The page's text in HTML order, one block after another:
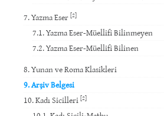
7. Yazma Eser [2]
7.1. Yazma Eser-Müellifi Bilinmeyen
7.2. Yazma Eser-Müellifi Bilinen
8. Yunan ve Roma Klasikleri
9. Arşiv Belgesi
10. Kadı Sicilleri [2]